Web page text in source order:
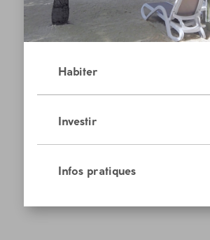
Habiter
Investir
Infos pratiques